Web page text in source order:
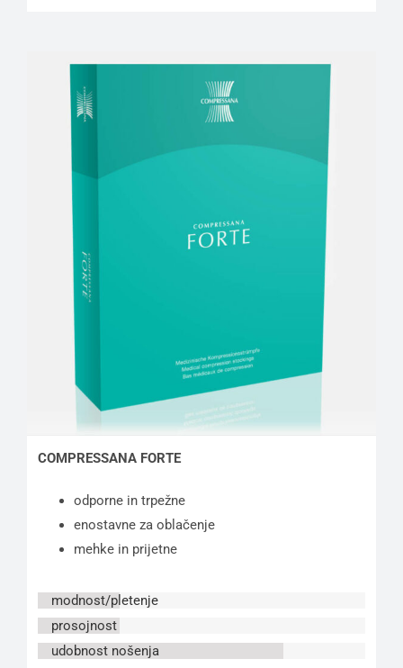
COMPRESSANA FORTE
odporne in trpežne
enostavne za oblačenje
mehke in prijetne
modnost/pletenje
prosojnost
udobnost nošenja